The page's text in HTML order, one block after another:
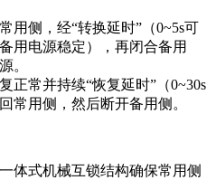
用侧，经“转换延时”（0~5s可
用电源稳定），再闭合备用
。
正常并持续“恢复延时”（0~30s
常用侧，然后断开备用侧。
体式机械互锁结构确保常用侧